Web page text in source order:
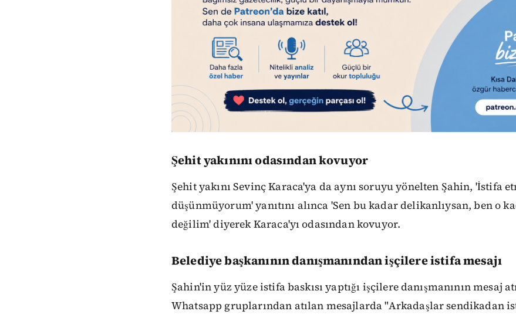
Şehit yakınını odasından kovuyor
Şehit yakını Sevinç Karaca'ya da aynı soruyu yönelten Şahin, 'İstifa
düşünmüyorum' yanıtını alınca 'Sen bu kadar delikanlıysan, ben o
değilim' diyerek Karaca'yı odasından kovuyor.
Belediye başkanının danışmanından işçilere istifa mesajı
Şahin'in yüz yüze istifa baskısı yaptığı işçilere danışmanının mesaj
Whatsapp gruplarından atılan mesajlarda "Arkadaşlar sendikadan